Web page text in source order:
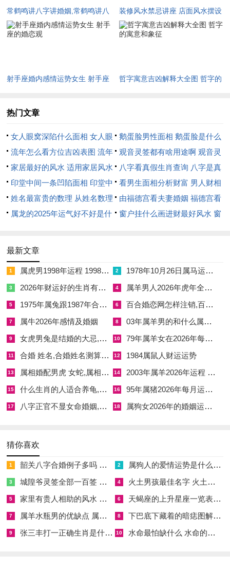
☑2026年财运好的生肖有哪些
☑属羊男人2026年虎年全年运势 属羊男人2026年运势
☑ 03年属羊男的和什么属相最配,03年属羊男的和什么属相最配
☑79年属羊女在2026年每月运势如何呢
常鹤鸣讲八字讲婚姻,常鹤鸣讲八
字1一93
装修风水禁忌讲座 店面风水摆设
射手座婚内感情运势女生 射手座
哲字寓意吉凶解释大全图 哲字的
热门文章
女人眼窝深陷什么面相 女人眼
窝深陷是短命相吗
鹅蛋脸男性面相 鹅蛋脸是什么
脸型男性
流年怎么看方位吉凶表图 流年
位置怎么看
观音灵签都有啥用途啊 观音灵
签全部签签词
家居最好的风水 适用家居风水
八字看真假生肖查询 八字是真
还是假
印堂中间一条凹陷面相 印堂中
间有条线沟好不好
看男生面相分析财富 男人财相
从哪里看
姓名最富贵的数理 从姓名数理
看富豪
由福德宫看夫妻婚姻 福德宫看
配偶生肖
属龙的2025年运气好不好是什
2025年属龙人的全年运势
窗户挂什么画进财最好风水 窗
最新文章
1 属虎男1998年运程 1998属虎男2026年运势及运程 2 1978年10月26日属马运势 1978年农历10月26日属马运势
3 2026年财运好的生肖有哪些 4 属羊男人2026年虎年全年运势 属羊男人2026年运势
5 1975年属兔跟1987年合吗 1987年属兔和1975年的相配吗 6 百合婚恋网怎样注销,百合婚恋网怎么取消自动续费
7 属牛2026年感情及婚姻 8 03年属羊男的和什么属相最配,03年属羊男的和什么属相最配
9 女虎男兔是结婚的大忌,女虎男兔是结婚的大忌怎么破解 10 79年属羊女在2026年每月运势如何呢
11 合婚 姓名,合婚姓名测算免费版 12 1984属鼠人财运运势
13 属相婚配男虎 女蛇,属相婚配男虎女蛇 14 2003年属羊2026年运程 2003年属羊在2026年运势如何
15 什么生肖的人适合养龟,女性养龟六大忌 16 95年属猪2026年每月运势及运程
17 八字正官不显女命婚姻,正官不显偏官透出是什么意思 18 属狗女2026年的婚姻运势 2026年属狗的马年运势和财运
猜你喜欢
1 韶关八字合婚例子多吗 韶关八字测风水 2 属狗人的爱情运势是什么意思 属狗的人爱情观
3 城隍爷灵签全部一百签 城隍爷灵签解签大全 4 火土男孩最佳名字 火土属性的字男孩名字有哪些
5 家里有贵人相助的风水 家里有贵人是什么意思 6 天蝎座的上升星座一览表 天蝎座的上升星座查询
7 属羊水瓶男的优缺点 属羊水瓶座男生性格爱情观 8 下巴底下藏着的暗痣图解 下巴尖底下有痣代表什么
9 张三丰打一正确生肖是什么意思 张三丰是指什么生肖 10 水命最怕缺什么 水命的人忌什么